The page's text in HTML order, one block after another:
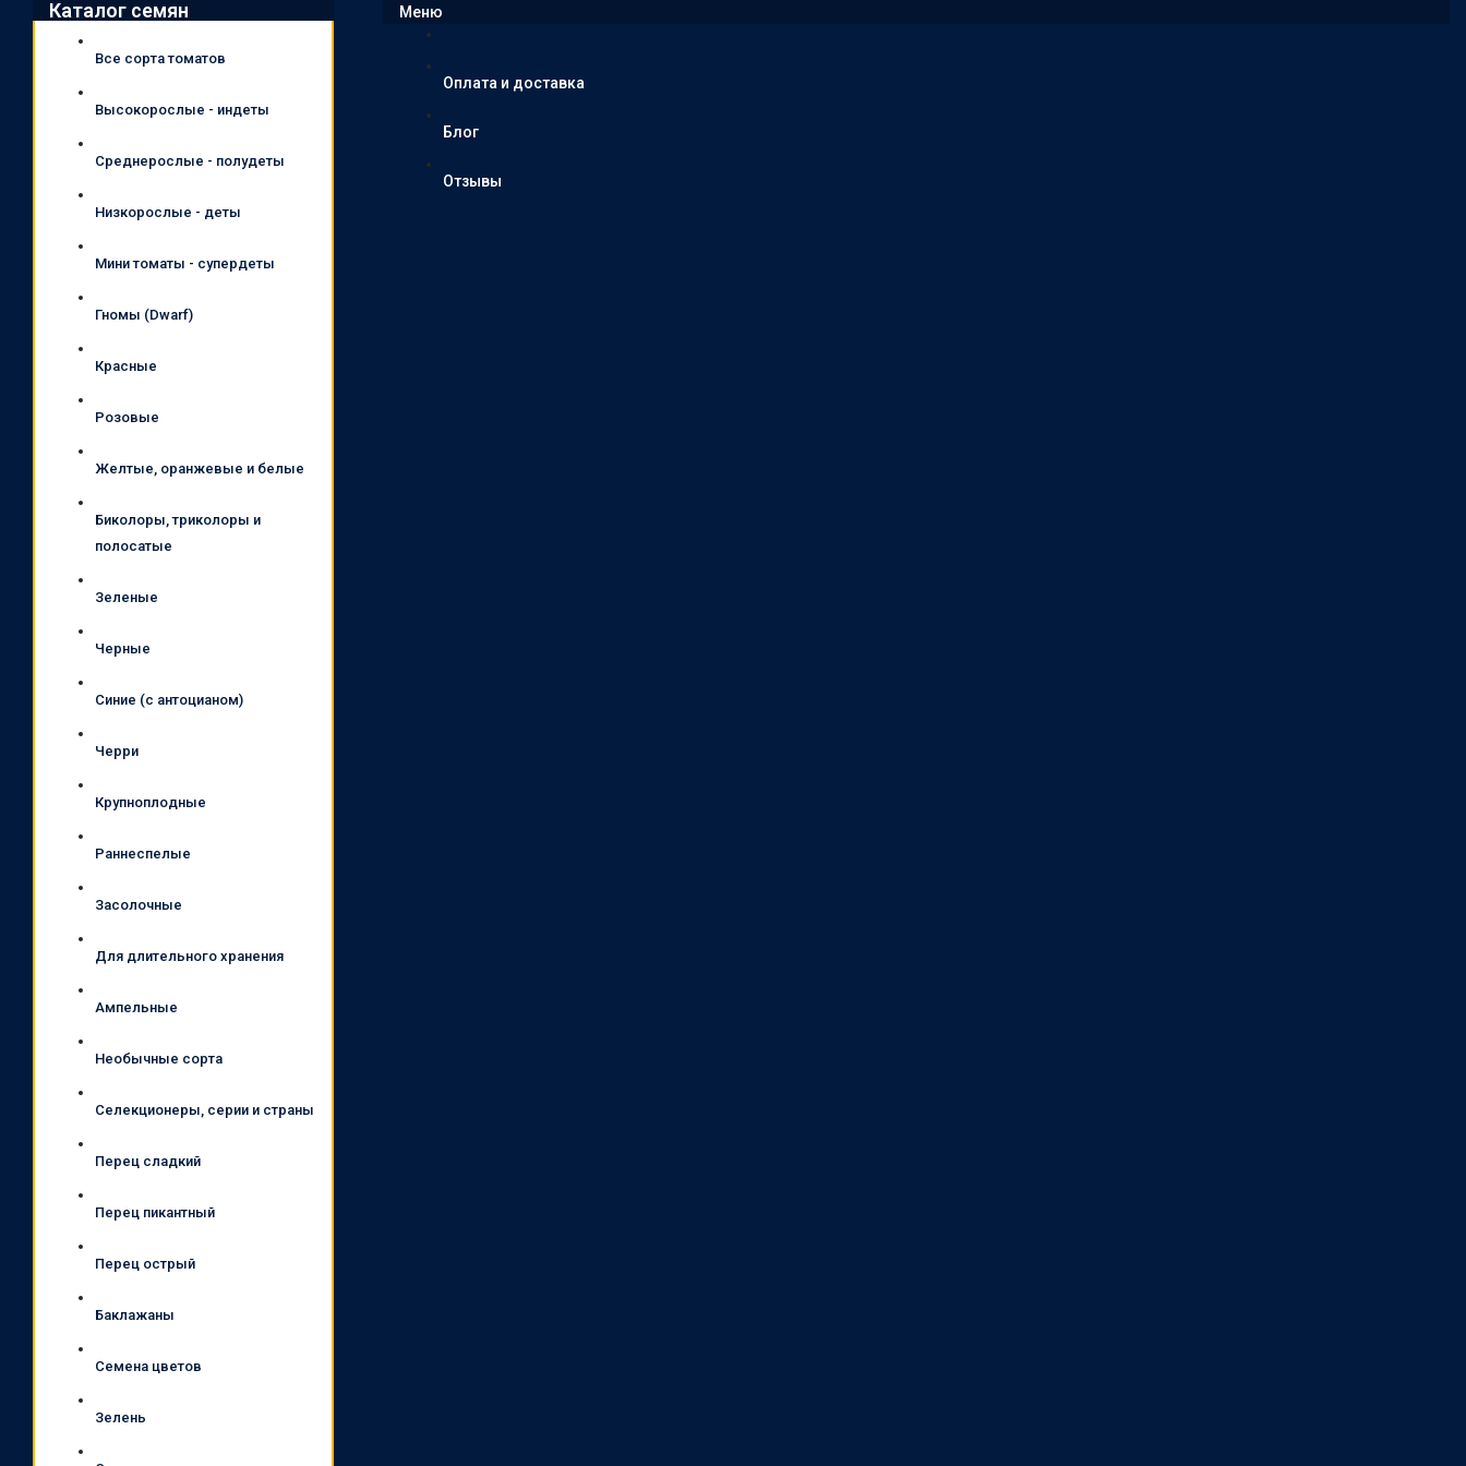
Каталог семян
Все сорта томатов
Высокорослые - индеты
Среднерослые - полудеты
Низкорослые - деты
Мини томаты - супердеты
Гномы (Dwarf)
Красные
Розовые
Желтые, оранжевые и белые
Биколоры, триколоры и
полосатые
Зеленые
Черные
Синие (с антоцианом)
Черри
Крупноплодные
Раннеспелые
Засолочные
Для длительного хранения
Ампельные
Необычные сорта
Селекционеры, серии и страны
Перец сладкий
Перец пикантный
Перец острый
Баклажаны
Семена цветов
Зелень
Меню
Оплата и доставка
Блог
Отзывы